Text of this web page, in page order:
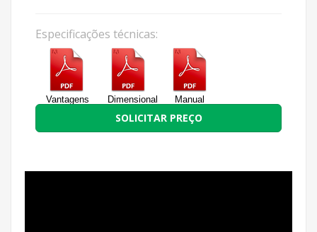
Especificações técnicas:
Vantagens Dimensional Manual
SOLICITAR PREÇO